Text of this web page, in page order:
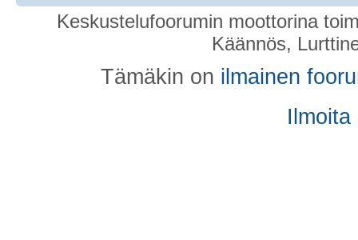
Keskustelufoorumin moottorina
Käännös,
Tämäkin on ilmainen